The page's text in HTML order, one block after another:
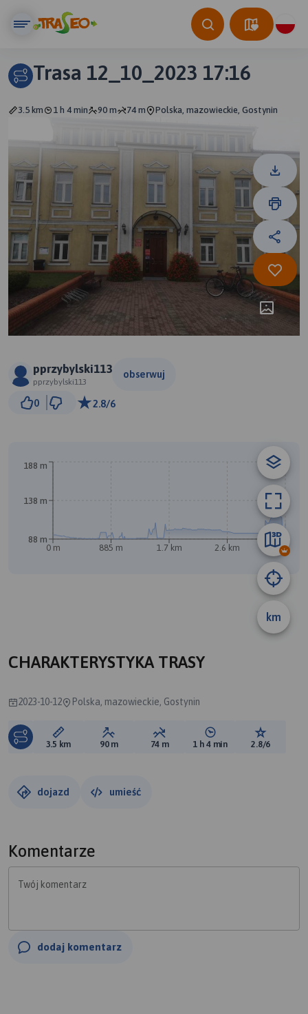
Trasa 12_10_2023 17:16
3.5 km 1 h 4 min 90 m 74 m Polska, mazowieckie, Gostynin
pprzybylski113
pprzybylski113
obserwuj
0 2.8/6
A
km
0 m 885 m 1.7 km 2.6 km 3.5 km
88 m
138 m
188 m
CHARAKTERYSTYKA TRASY
2023-10-12 Polska, mazowieckie, Gostynin
Długość trasy:
3.5 km Suma przewyższeń:
90 m Suma spadków:
74 m Średni czas potrzebny
1 h 4 min Ocena
2.8/6
dojazd umieść
Komentarze
Twój komentarz
dodaj komentarz